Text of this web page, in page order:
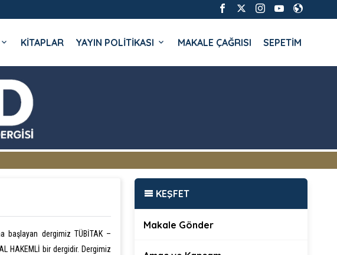
KİTAPLAR YAYIN POLİTİKASI MAKALE ÇAĞRISI SEPETİM
başlayan dergimiz TÜBİTAK –
HAKEMLİ bir dergidir. Dergimiz
KEŞFET
Makale Gönder